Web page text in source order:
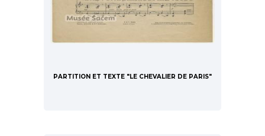
PARTITION ET TEXTE "LE CHEVALIER DE PARIS"